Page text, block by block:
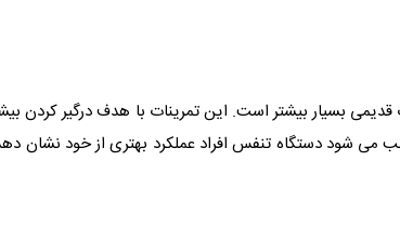
بسیار بیشتر است. این تمرینات با هدف درگیر کردن
می شود دستگاه تنفس افراد عملکرد بهتری از خود نشان